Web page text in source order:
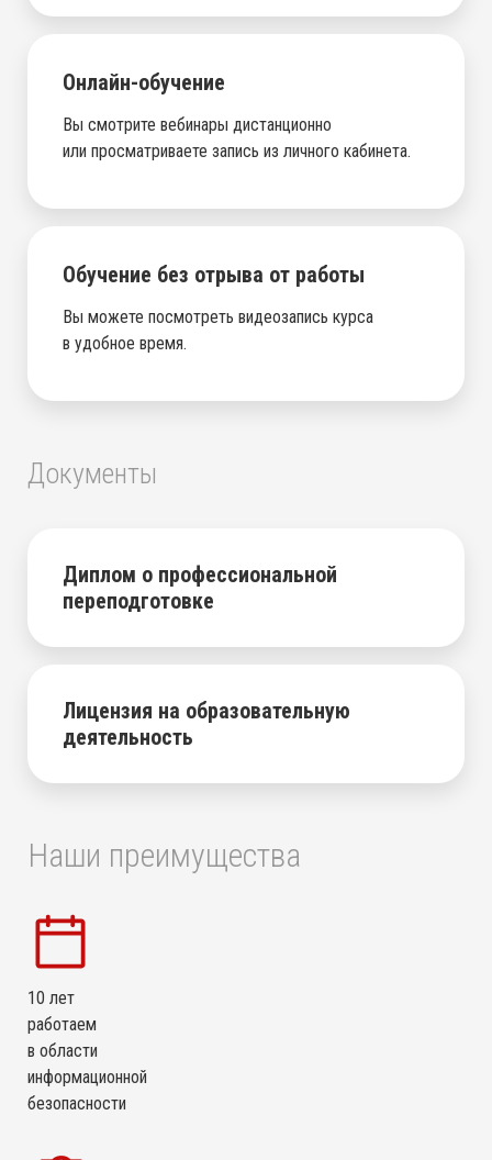
Онлайн-обучение
Вы смотрите вебинары дистанционно
или просматриваете запись из личного кабинета.
Обучение без отрыва от работы
Вы можете посмотреть видеозапись курса
в удобное время.
Документы
Диплом о профессиональной
переподготовке
Лицензия на образовательную
деятельность
Наши преимущества
10 лет
работаем
в области
информационной
безопасности